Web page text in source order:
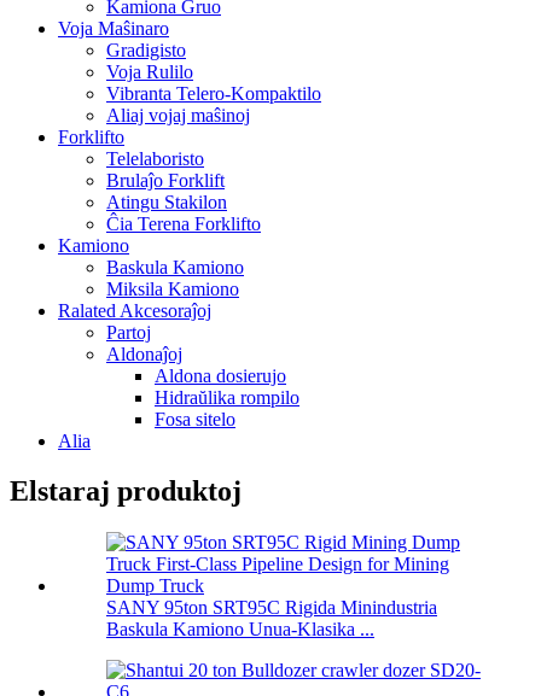
Kamiona Gruo
Voja Maŝinaro
Gradigisto
Voja Rulilo
Vibranta Telero-Kompaktilo
Aliaj vojaj maŝinoj
Forklifto
Telelaboristo
Brulaĵo Forklift
Atingu Stakilon
Ĉia Terena Forklifto
Kamiono
Baskula Kamiono
Miksila Kamiono
Ralated Akcesoraĵoj
Partoj
Aldonaĵoj
Aldona dosierujo
Hidraŭlika rompilo
Fosa sitelo
Alia
Elstaraj produktoj
SANY 95ton SRT95C Rigida Minindustria
Baskula Kamiono Unua-Klasika ...